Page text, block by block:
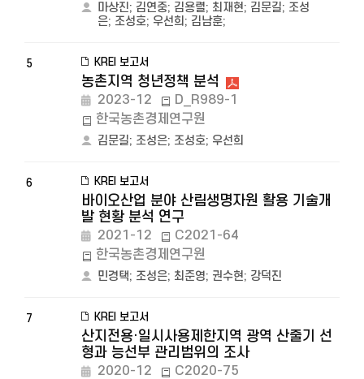
마상진; 김연중; 김용렬; 최재현; 김문길; 조성
은; 조성호; 우선희 ; 김남훈;
5 KREI 보고서
농촌지역 청년정책 분석
2023-12
D_R989-1
한국농촌경제연구원
김문길; 조성은; 조성호; 우선희
6 KREI 보고서
바이오산업 분야 산림생명자원 활용 기술개
발 현황 분석 연구
2021-12
C2021-64
한국농촌경제연구원
민경택; 조성은; 최준영; 권수현; 강덕진
7 KREI 보고서
산지전용·일시사용제한지역 광역 산줄기 선
형과 능선부 관리범위의 조사
2020-12
C2020-75